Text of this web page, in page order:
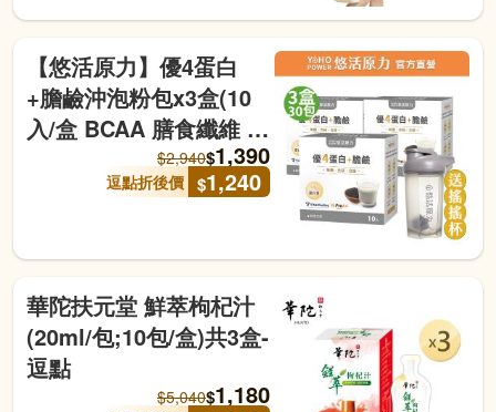
【悠活原力】優4蛋白
+膽鹼沖泡粉包x3盒(10
入/盒 BCAA 膳食纖維 微
膠囊化鎂 醇黑芝麻)贈 品
牌搖搖杯-逗點 效期至
$2,940$1,390
逗點折後價 $1,240
華陀扶元堂 鮮萃枸杞汁
(20ml/包;10包/盒)共3盒-
逗點
$5,040$1,180